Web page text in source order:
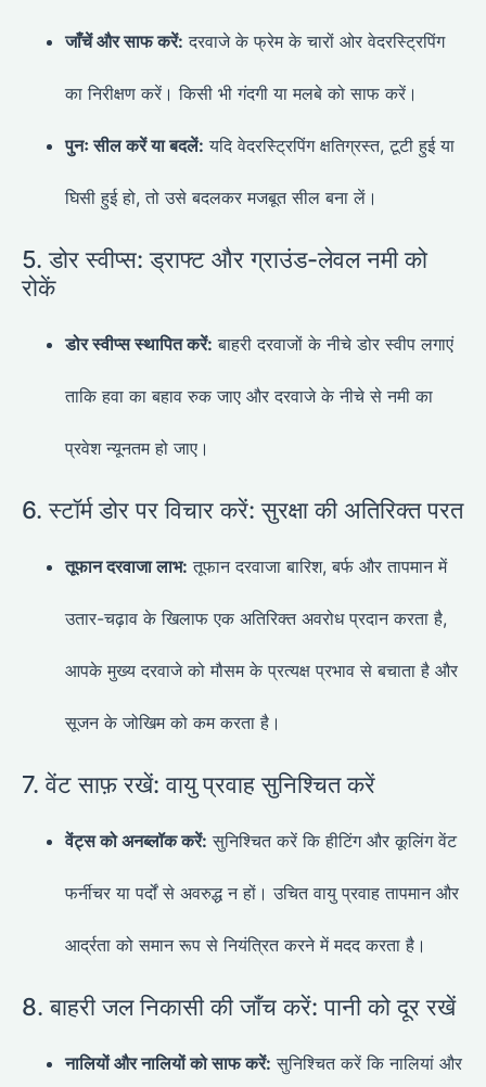
जाँचें और साफ करें: दरवाजे के फ्रेम के चारों ओर वेदरस्ट्रिपिंग
का निरीक्षण करें। किसी भी गंदगी या मलबे को साफ करें।
पुनः सील करें या बदलें: यदि वेदरस्ट्रिपिंग क्षतिग्रस्त, टूटी हुई या
घिसी हुई हो, तो उसे बदलकर मजबूत सील बना लें।
5. डोर स्वीप्स: ड्राफ्ट और ग्राउंड-लेवल नमी को
रोकें
डोर स्वीप्स स्थापित करें: बाहरी दरवाजों के नीचे डोर स्वीप लगाएं
ताकि हवा का बहाव रुक जाए और दरवाजे के नीचे से नमी का
प्रवेश न्यूनतम हो जाए।
6. स्टॉर्म डोर पर विचार करें: सुरक्षा की अतिरिक्त परत
तूफान दरवाजा लाभ: तूफान दरवाजा बारिश, बर्फ और तापमान में
उतार-चढ़ाव के खिलाफ एक अतिरिक्त अवरोध प्रदान करता है,
आपके मुख्य दरवाजे को मौसम के प्रत्यक्ष प्रभाव से बचाता है और
सूजन के जोखिम को कम करता है।
7. वेंट साफ़ रखें: वायु प्रवाह सुनिश्चित करें
वेंट्स को अनब्लॉक करें: सुनिश्चित करें कि हीटिंग और कूलिंग वेंट
फर्नीचर या पर्दों से अवरुद्ध न हों। उचित वायु प्रवाह तापमान और
आर्द्रता को समान रूप से नियंत्रित करने में मदद करता है।
8. बाहरी जल निकासी की जाँच करें: पानी को दूर रखें
नालियों और नालियों को साफ करें: सुनिश्चित करें कि नालियां और